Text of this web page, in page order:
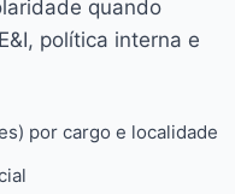
quando
política interna e
por cargo e localidade